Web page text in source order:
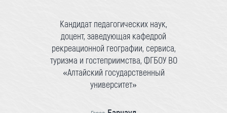
Кандидат педагогических наук,
доцент, заведующая кафедрой
рекреационной географии, сервиса,
туризма и гостеприимства, ФГБОУ ВО
«Алтайский государственный
университет»